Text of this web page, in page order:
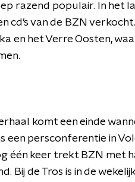
razend populair. In het
cd’s van de BZN
en het Verre Oosten,
komt een einde
een persconferentie in
één keer trekt BZN met
Bij de Tros is in de